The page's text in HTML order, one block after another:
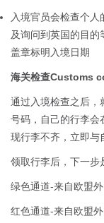
入境官员会检查个
及询问到英国的目的
盖章标明入境日期
海关检查Customs
通过入境检查之后，
号码，自己的行李会
现行李不齐，立即与
领取行李后，下一步
绿色通道-来自欧盟
红色通道-来自欧盟